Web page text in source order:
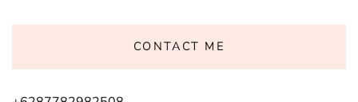
CONTACT ME